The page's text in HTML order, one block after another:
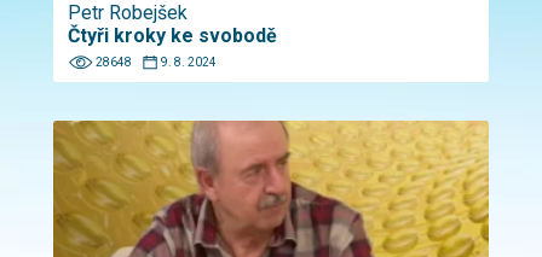
Petr Robejšek
Čtyři kroky ke svobodě
28648 9. 8. 2024